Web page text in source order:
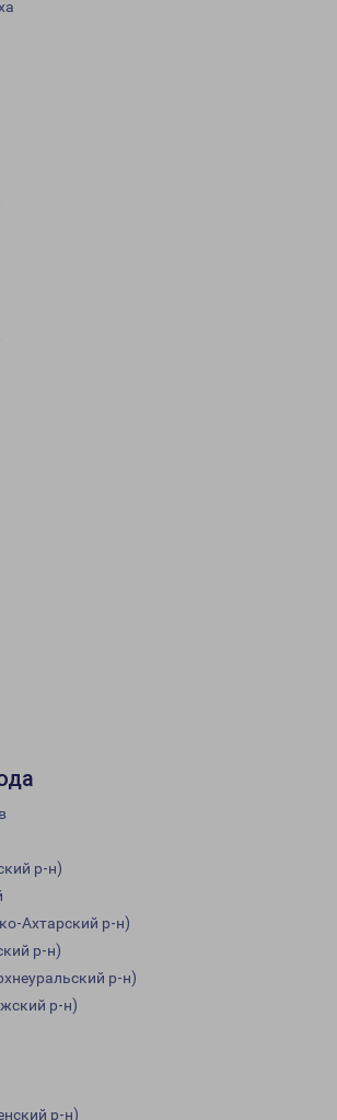
р-н)
Ахтарский р-н)
р-н)
р-н)
р-н)
р-н)